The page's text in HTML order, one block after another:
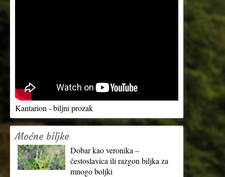
Kantarion - biljni prozak
Moćne biljke
Dobar kao veronika –
čestoslavica ili razgon biljka za
mnogo boljki